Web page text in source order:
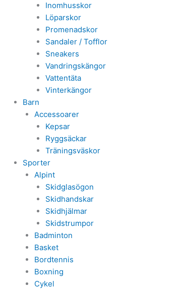
Inomhusskor
Löparskor
Promenadskor
Sandaler / Tofflor
Sneakers
Vandringskängor
Vattentäta
Vinterkängor
Barn
Accessoarer
Kepsar
Ryggsäckar
Träningsväskor
Sporter
Alpint
Skidglasögon
Skidhandskar
Skidhjälmar
Skidstrumpor
Badminton
Basket
Bordtennis
Boxning
Cykel